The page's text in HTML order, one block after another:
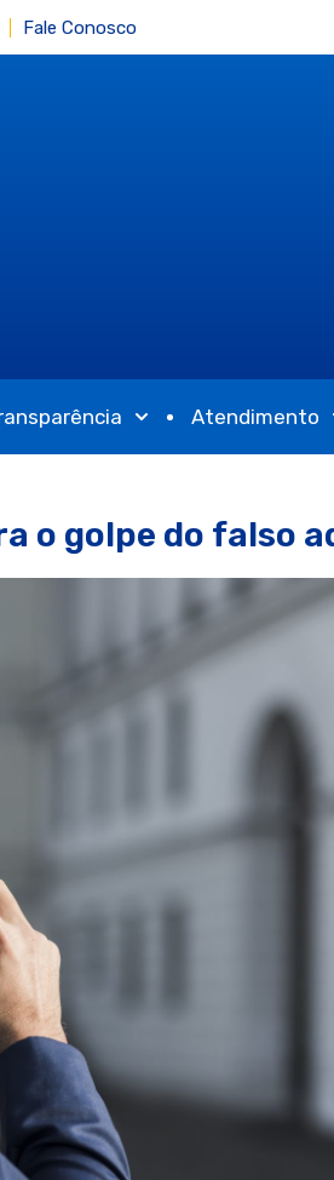
Fale Conosco
Atendimento
o golpe do falso